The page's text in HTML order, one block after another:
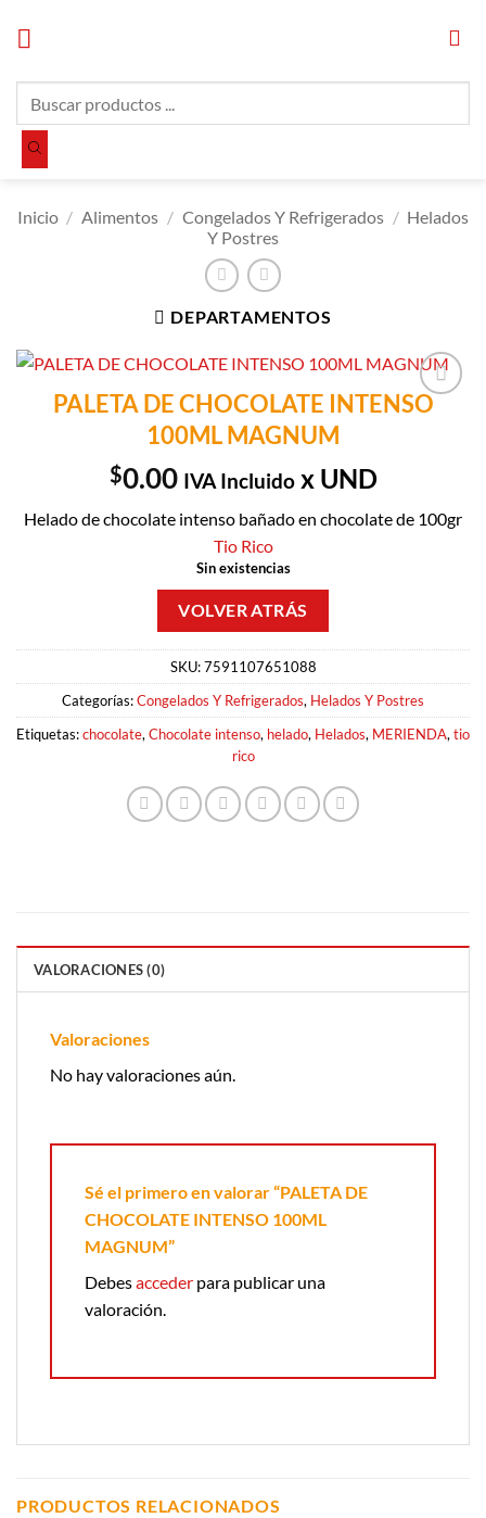
productos
Inicio / Alimentos / Congelados Y Refrigerados / Helados
Y Postres
DEPARTAMENTOS
Añadir a
PALETA DE CHOCOLATE INTENSO
100ML MAGNUM
$0.00 IVA Incluidox UND
Helado de chocolate intenso bañado en chocolate de 100gr
Tio Rico
Sin existencias
SKU:7591107651088
Categorías:Congelados Y Refrigerados, Helados Y Postres
Etiquetas:chocolate, Chocolate intenso, helado, Helados, MERIENDA, tio
rico
VALORACIONES (0)
Valoraciones
No hay valoraciones aún.
Sé el primero en valorar “PALETA DE
CHOCOLATE INTENSO 100ML
MAGNUM”
Debesacceder para publicar una
valoración.
PRODUCTOS RELACIONADOS